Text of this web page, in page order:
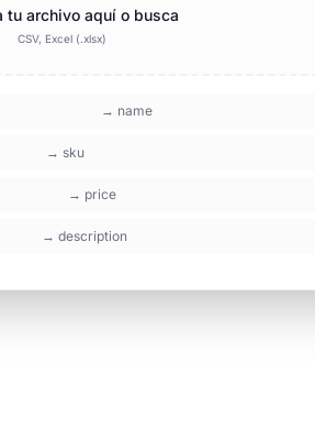
tu archivo aquí o busca
CSV, Excel (.xlsx)
→ name
→ sku
→ price
→description